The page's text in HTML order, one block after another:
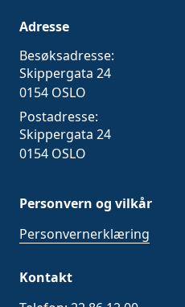
Adresse
Besøksadresse:
Skippergata 24
0154 OSLO
Postadresse:
Skippergata 24
0154 OSLO
Personvern og vilkår
Personvernerklæring
Kontakt